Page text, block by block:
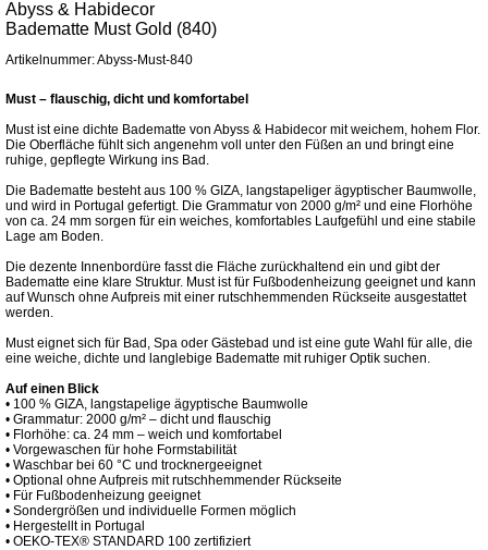
Abyss & Habidecor
Badematte Must Gold (840)
Artikelnummer: Abyss-Must-840
Must – flauschig, dicht und komfortabel
Must ist eine dichte Badematte von Abyss & Habidecor mit weichem, hohem Flor.
Die Oberfläche fühlt sich angenehm voll unter den Füßen an und bringt eine
ruhige, gepflegte Wirkung ins Bad.
Die Badematte besteht aus 100 % GIZA, langstapeliger ägyptischer Baumwolle,
und wird in Portugal gefertigt. Die Grammatur von 2000 g/m² und eine Florhöhe
von ca. 24 mm sorgen für ein weiches, komfortables Laufgefühl und eine stabile
Lage am Boden.
Die dezente Innenbordüre fasst die Fläche zurückhaltend ein und gibt der
Badematte eine klare Struktur. Must ist für Fußbodenheizung geeignet und kann
auf Wunsch ohne Aufpreis mit einer rutschhemmenden Rückseite ausgestattet
werden.
Must eignet sich für Bad, Spa oder Gästebad und ist eine gute Wahl für alle, die
eine weiche, dichte und langlebige Badematte mit ruhiger Optik suchen.
Auf einen Blick
• 100 % GIZA, langstapelige ägyptische Baumwolle
• Grammatur: 2000 g/m² – dicht und flauschig
• Florhöhe: ca. 24 mm – weich und komfortabel
• Vorgewaschen für hohe Formstabilität
• Waschbar bei 60 °C und trocknergeeignet
• Optional ohne Aufpreis mit rutschhemmender Rückseite
• Für Fußbodenheizung geeignet
• Sondergrößen und individuelle Formen möglich
• Hergestellt in Portugal
• OEKO-TEX® STANDARD 100 zertifiziert